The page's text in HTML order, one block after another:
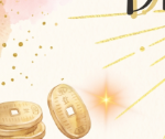
■監修者プロフィー
東京池袋占い館セ
鑑定件数は若い女
アプリの監修も手
活動もしており、
【解答】
1．こぼれてしま
限界が気になった
ませんか。「嫌わ